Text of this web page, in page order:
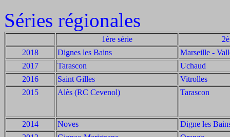
Séries régionales
1ère série
2018
Dignes les Bains
Marseille -
2017
Tarascon
Uchaud
2016
Saint Gilles
Vitrolles
2015
Alès (RC Cevenol) Tarascon
2014 Noves
Digne les